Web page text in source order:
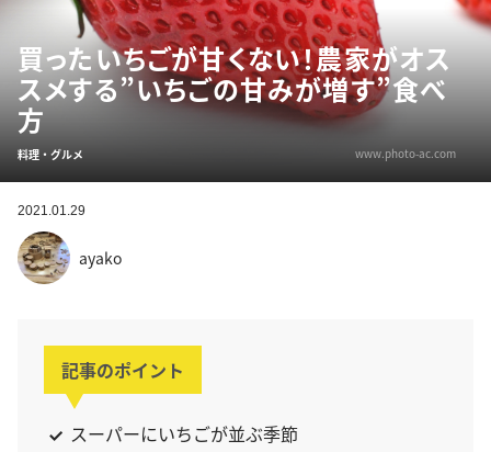
買ったいちごが甘くない！農家がオス
スメする”いちごの甘みが増す”食べ
方
料理・グルメ www.photo-ac.com
2021.01.29
ayako
記事のポイント
スーパーにいちごが並ぶ季節